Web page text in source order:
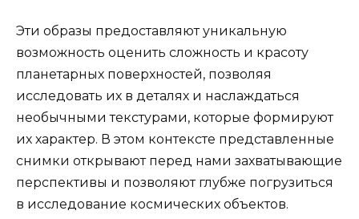
Эти образы предоставляют уникальную
возможность оценить сложность и красоту
планетарных поверхностей, позволяя
исследовать их в деталях и наслаждаться
необычными текстурами, которые формируют
их характер. В этом контексте представленные
снимки открывают перед нами захватывающие
перспективы и позволяют глубже погрузиться
в исследование космических объектов.